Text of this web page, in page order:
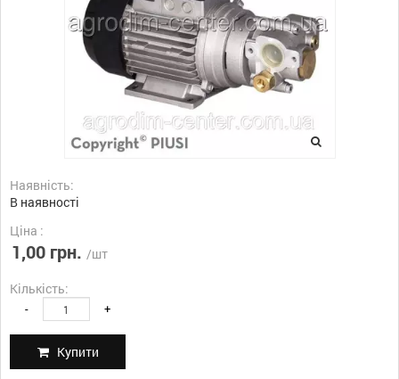
Наявність:
В наявності
Ціна :
1,00 грн. /шт
Кількість:
- +
Купити